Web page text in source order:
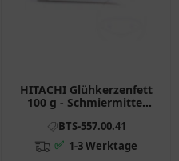
HITACHI Glühkerzenfett
100 g - Schmiermittel
BTS-557.00.41
✅ 1-3 Werktage